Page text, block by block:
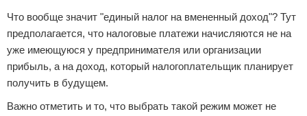
Что вообще значит "единый налог на вмененный доход"? Тут
предполагается, что налоговые платежи начисляются не на
уже имеющуюся у предпринимателя или организации
прибыль, а на доход, который налогоплательщик планирует
получить в будущем.
Важно отметить и то, что выбрать такой режим может не